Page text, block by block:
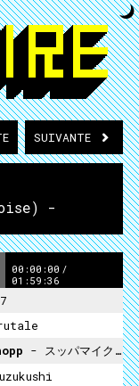
SUIVANTE
-
00:00:00 /
01:59:36
- スッパマイクロパンチョップ